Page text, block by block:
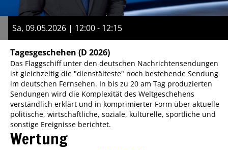
Sa, 09.05.2026 | 12:00 - 12:15
Tagesgeschehen (D 2026)
Das Flaggschiff unter den deutschen Nachrichtensendungen
ist gleichzeitig die "dienstälteste" noch bestehende Sendung
im deutschen Fernsehen. In bis zu 20 am Tag produzierten
Sendungen wird die Komplexität des Weltgeschehens
verständlich erklärt und in komprimierter Form über aktuelle
politische, wirtschaftliche, soziale, kulturelle, sportliche und
sonstige Ereignisse berichtet.
Wertung